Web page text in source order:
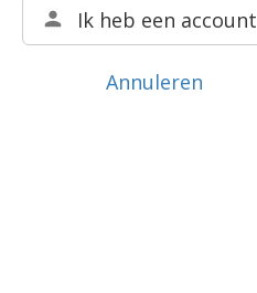
Ik heb een account
Annuleren